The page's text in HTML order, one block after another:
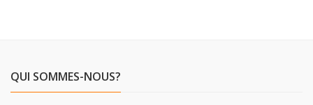
QUI SOMMES-NOUS?